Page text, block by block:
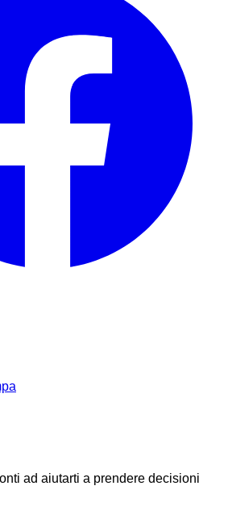
ad aiutarti a prendere decisioni